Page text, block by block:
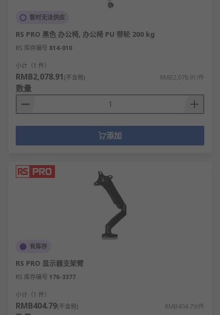
暂时无法供应
RS PRO 黑色 办公椅, 办公椅 PU 带轮 200 kg
RS 库存编号 814-010
小计（1 件）
RMB2,078.91(不含税) RMB2,078.91/件
数量
添加
有库存
RS PRO 显示器支架臂
RS 库存编号 176-3377
小计（1 件）
RMB404.79(不含税) RMB404.79/件